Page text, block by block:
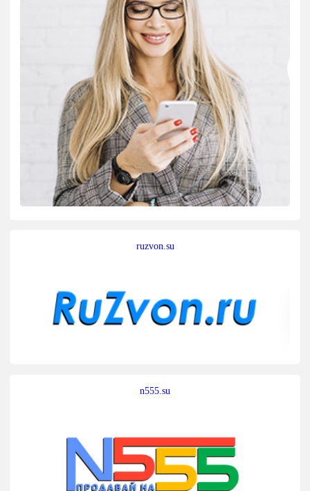
ruzvon.su
n555.su